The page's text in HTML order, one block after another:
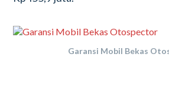
Garansi Mobil Bekas